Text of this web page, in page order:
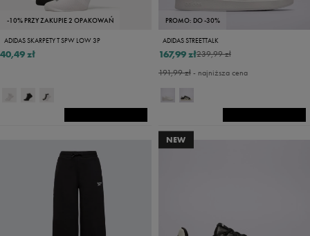
-10% PRZY ZAKUPIE 2 OPAKOWAŃ
ADIDAS SKARPETY T SPW LOW 3P
40,49 zł
PROMO: DO -30%
ADIDAS STREETTALK
239,99 zł
167,99 zł
191,99 zł- najniższa cena
NEW